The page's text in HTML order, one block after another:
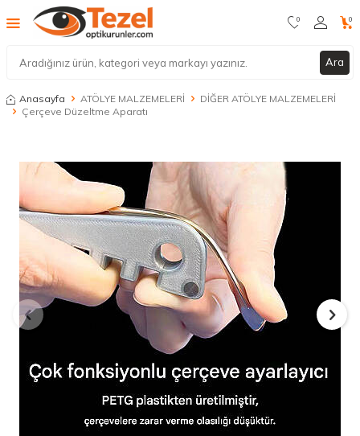
Ara
0 0
Anasayfa ATÖLYE MALZEMELERİ
DİĞER ATÖLYE MALZEMELERİ
Çerçeve Düzeltme Aparatı